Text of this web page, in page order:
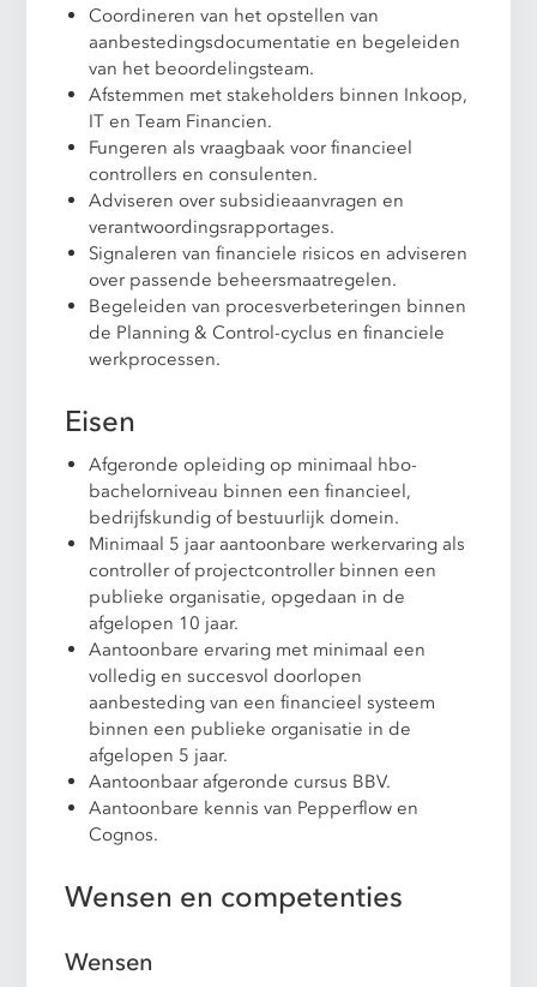
Coordineren van het opstellen van
aanbestedingsdocumentatie en begeleiden
van het beoordelingsteam.
Afstemmen met stakeholders binnen Inkoop,
IT en Team Financien.
Fungeren als vraagbaak voor financieel
controllers en consulenten.
Adviseren over subsidieaanvragen en
verantwoordingsrapportages.
Signaleren van financiele risicos en adviseren
over passende beheersmaatregelen.
Begeleiden van procesverbeteringen binnen
de Planning & Control-cyclus en financiele
werkprocessen.
Eisen
Afgeronde opleiding op minimaal hbo-
bachelorniveau binnen een financieel,
bedrijfskundig of bestuurlijk domein.
Minimaal 5 jaar aantoonbare werkervaring als
controller of projectcontroller binnen een
publieke organisatie, opgedaan in de
afgelopen 10 jaar.
Aantoonbare ervaring met minimaal een
volledig en succesvol doorlopen
aanbesteding van een financieel systeem
binnen een publieke organisatie in de
afgelopen 5 jaar.
Aantoonbaar afgeronde cursus BBV.
Aantoonbare kennis van Pepperflow en
Cognos.
Wensen en competenties
Wensen